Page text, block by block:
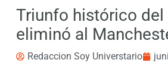
Triunfo histórico del
eliminó al
Redaccion Soy Universtario